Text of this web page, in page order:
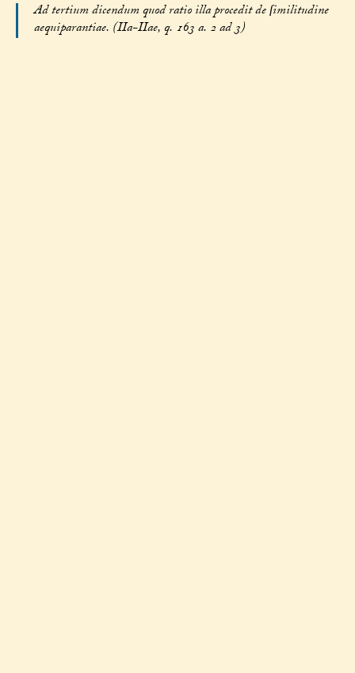
Ad tertium dicendum quod ratio illa procedit de ſimilitudine
aequiparantiae. (IIa-IIae, q. 163 a. 2 ad 3)